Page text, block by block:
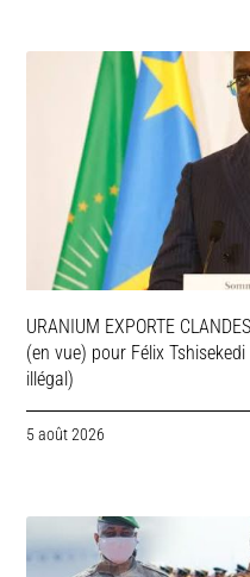
URANIUM EXPORTE
(en vue) pour Félix
illégal)
5 août 2026